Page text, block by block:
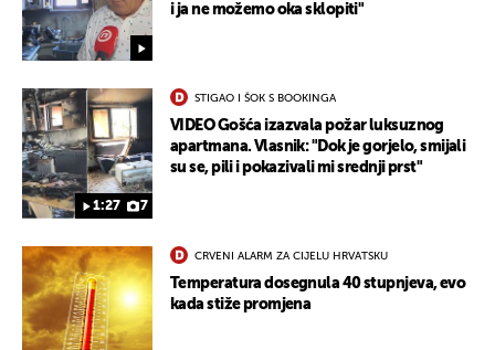
i ja ne možemo oka sklopiti"
1:27 7
STIGAO I ŠOK S BOOKINGA
VIDEO Gošća izazvala požar luksuznog
apartmana. Vlasnik: "Dok je gorjelo, smijali
su se, pili i pokazivali mi srednji prst"
CRVENI ALARM ZA CIJELU HRVATSKU
Temperatura dosegnula 40 stupnjeva, evo
kada stiže promjena